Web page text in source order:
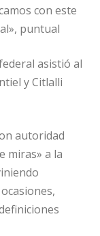
con este
puntual
asistió al
y Citlalli
autoridad
miras» a la